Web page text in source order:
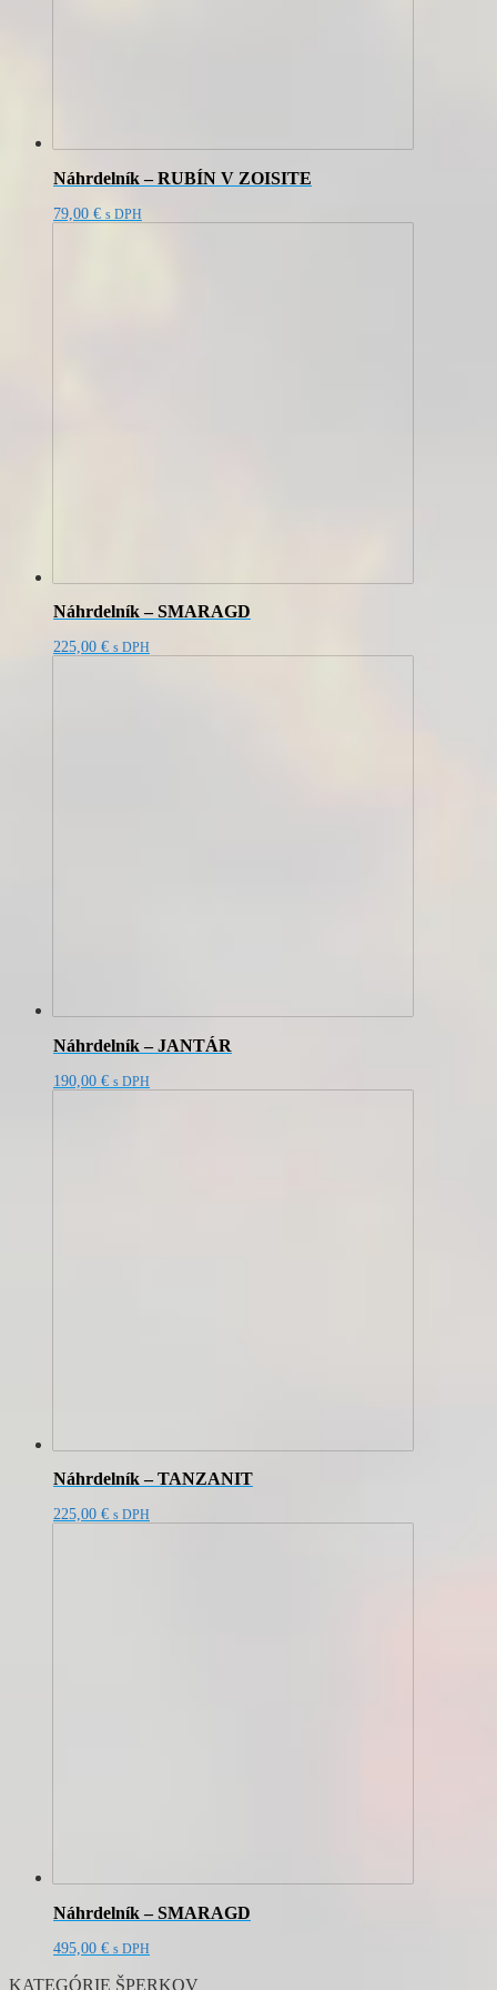
Náhrdelník – RUBÍN V ZOISITE
79,00 € s DPH
Náhrdelník – SMARAGD
225,00 € s DPH
Náhrdelník – JANTÁR
190,00 € s DPH
Náhrdelník – TANZANIT
225,00 € s DPH
Náhrdelník – SMARAGD
495,00 € s DPH
KATEGÓRIE ŠPERKOV